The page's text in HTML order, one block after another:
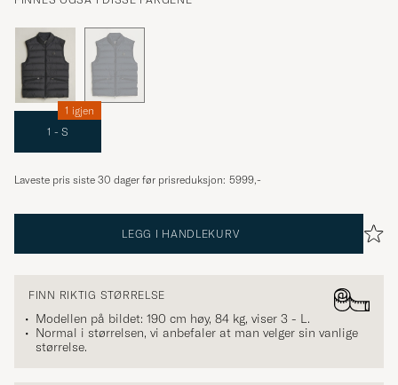
1 - S
1 igjen
Laveste pris siste 30 dager før prisreduksjon: 5999,-
LEGG I HANDLEKURV
FINN RIKTIG STØRRELSE
Modellen på bildet: 190 cm høy, 84 kg, viser 3 - L.
Normal i størrelsen, vi anbefaler at man velger sin vanlige
størrelse.